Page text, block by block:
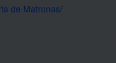
de Matronas/